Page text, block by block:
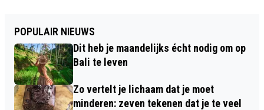
POPULAIR NIEUWS
Dit heb je maandelijks écht nodig om op
Bali te leven
Zo vertelt je lichaam dat je moet
minderen: zeven tekenen dat je te veel